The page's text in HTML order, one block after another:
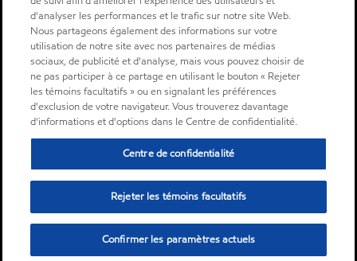
d'analyser les performances et le trafic sur notre site Web.
Nous partageons également des informations sur votre
utilisation de notre site avec nos partenaires de médias
sociaux, de publicité et d'analyse, mais vous pouvez choisir de
ne pas participer à ce partage en utilisant le bouton « Rejeter
les témoins facultatifs » ou en signalant les préférences
d'exclusion de votre navigateur. Vous trouverez davantage
d'informations et d'options dans le Centre de confidentialité.
Centre de confidentialité
Rejeter les témoins facultatifs
Confirmer les paramètres actuels